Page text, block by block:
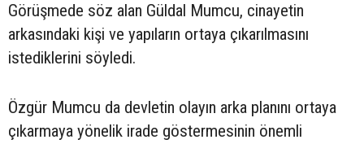
Görüşmede söz alan Güldal Mumcu, cinayetin
arkasındaki kişi ve yapıların ortaya çıkarılmasını
istediklerini söyledi.
Özgür Mumcu da devletin olayın arka planını ortaya
çıkarmaya yönelik irade göstermesinin önemli